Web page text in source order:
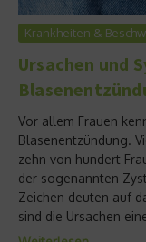
Krankheiten &
Ursachen und
Vor allem Frauen
Blasenentzündung.
zehn von hundert
der sogenannten
Zeichen deuten auf
sind die Ursachen